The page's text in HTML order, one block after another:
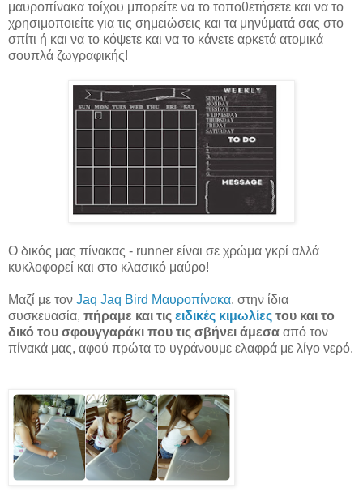
μαυροπίνακα τοίχου μπορείτε να το τοποθετήσετε και να το
χρησιμοποιείτε για τις σημειώσεις και τα μηνύματά σας στο
σπίτι ή και να το κόψετε και να το κάνετε αρκετά ατομικά
σουπλά ζωγραφικής!
Ο δικός μας πίνακας - runner είναι σε χρώμα γκρί αλλά
κυκλοφορεί και στο κλασικό μαύρο!
Μαζί με τον Jaq Jaq Bird Μαυροπίνακα. στην ίδια
συσκευασία, πήραμε και τις ειδικές κιμωλίες του και το
δικό του σφουγγαράκι που τις σβήνει άμεσα από τον
πίνακά μας, αφού πρώτα το υγράνουμε ελαφρά με λίγο νερό.